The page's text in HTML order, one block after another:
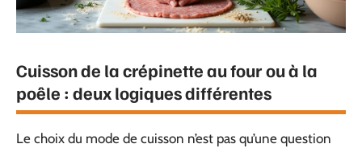
Cuisson de la crépinette au four ou à la
poêle : deux logiques différentes
Le choix du mode de cuisson n’est pas qu’une question